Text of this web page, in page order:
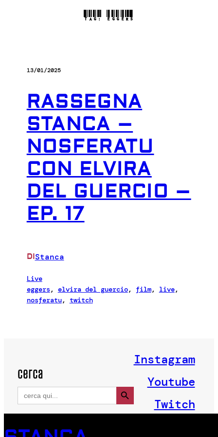
TAG:EGGERS
13/01/2025
RASSEGNA
STANCA –
NOSFERATU
CON ELVIRA
DEL GUERCIO –
EP. 17
DIStanca
Live
eggers, elvira del guercio, film, live
nosferatu, twitch
cerca
Search
for:
Search Button
Instagram
Youtube
Twitch